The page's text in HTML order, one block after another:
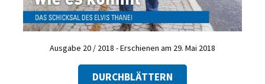
Ausgabe 20 / 2018 - Erschienen am 29. Mai 2018
DURCHBLÄTTERN